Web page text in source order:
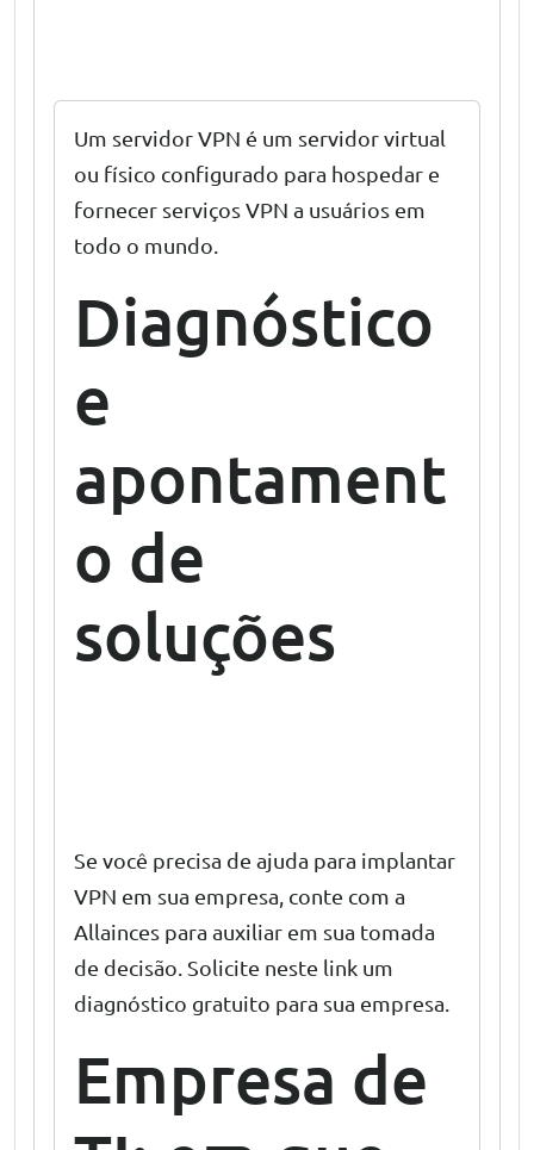
Um servidor VPN é um servidor virtual
ou físico configurado para hospedar e
fornecer serviços VPN a usuários em
todo o mundo.
Diagnóstico
e
apontament
o de
soluções
Se você precisa de ajuda para implantar
VPN em sua empresa, conte com a
Allainces para auxiliar em sua tomada
de decisão. Solicite neste link um
diagnóstico gratuito para sua empresa.
Empresa de